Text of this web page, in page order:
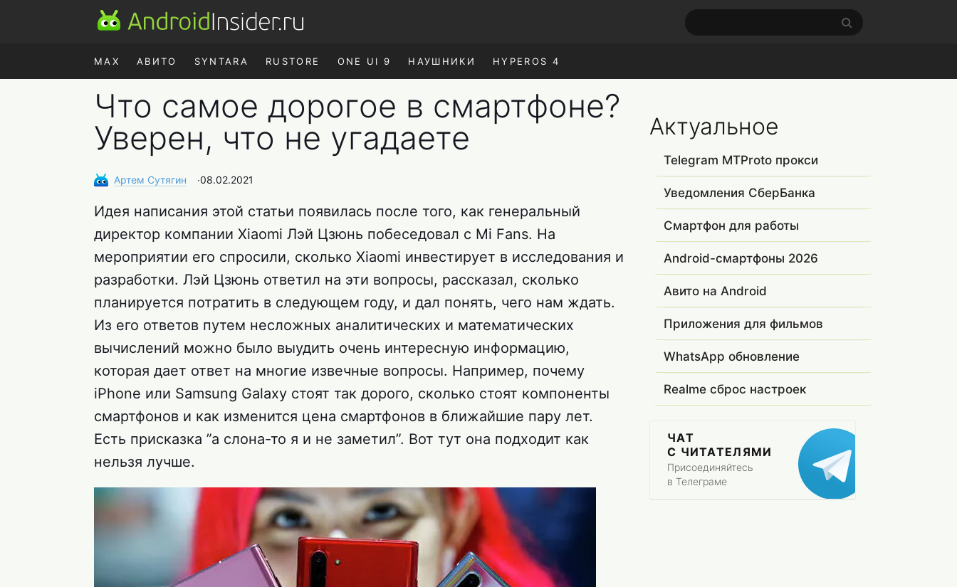
MAX АВИТО SYNTARA RUSTORE ONE UI 9 НАУШНИКИ HYPEROS 4
Что самое дорогое в смартфоне?
Уверен, что не угадаете
Артем Сутягин ∙08.02.2021
Идея написания этой статьи появилась после того, как генеральный
директор компании Xiaomi Лэй Цзюнь побеседовал с Mi Fans. На
мероприятии его спросили, сколько Xiaomi инвестирует в исследования и
разработки. Лэй Цзюнь ответил на эти вопросы, рассказал, сколько
планируется потратить в следующем году, и дал понять, чего нам ждать.
Из его ответов путем несложных аналитических и математических
вычислений можно было выудить очень интересную информацию,
которая дает ответ на многие извечные вопросы. Например, почему
iPhone или Samsung Galaxy стоят так дорого, сколько стоят компоненты
смартфонов и как изменится цена смартфонов в ближайшие пару лет.
Есть присказка ”а слона-то я и не заметил”. Вот тут она подходит как
нельзя лучше.
Актуальное
Telegram MTProto прокси
Уведомления СберБанка
Смартфон для работы
Android-смартфоны 2026
Авито на Android
Приложения для фильмов
WhatsApp обновление
Realme сброс настроек
ЧАТ
С ЧИТАТЕЛЯМИ
Присоединяйтесь
в Телеграме